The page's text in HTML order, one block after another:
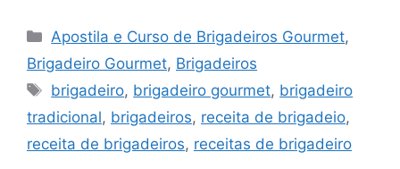
Categorias
Apostila e Curso de Brigadeiros Gourmet,
Brigadeiro Gourmet, Brigadeiros
Tags
brigadeiro, brigadeiro gourmet, brigadeiro
tradicional, brigadeiros, receita de brigadeio,
receita de brigadeiros, receitas de brigadeiro